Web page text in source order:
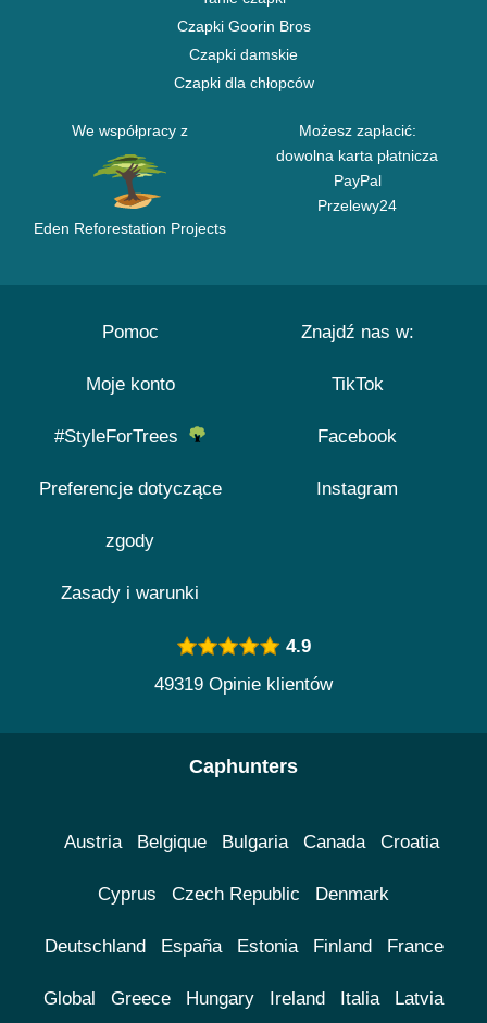
Czapki Goorin Bros
Czapki damskie
Czapki dla chłopców
We współpracy z
Eden Reforestation Projects
Możesz zapłacić:
dowolna karta płatnicza
PayPal
Przelewy24
Pomoc
Moje konto
#StyleForTrees
Preferencje dotyczące
zgody
Zasady i warunki
Znajdź nas w:
TikTok
Facebook
Instagram
4.9
49319 Opinie klientów
Caphunters
Austria Belgique Bulgaria Canada Croatia
Cyprus Czech Republic Denmark
Deutschland España Estonia Finland France
Global Greece Hungary Ireland Italia Latvia